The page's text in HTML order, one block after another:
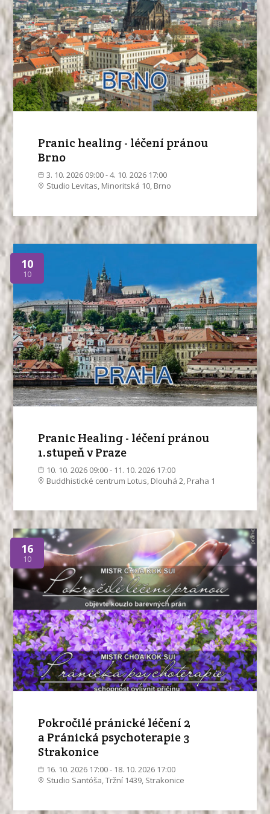
Pranic healing - léčení pránou
Brno
3. 10. 2026 09:00 - 4. 10. 2026 17:00
Studio Levitas, Minoritská 10, Brno
10
10
Pranic Healing - léčení pránou
1.stupeň v Praze
10. 10. 2026 09:00 - 11. 10. 2026 17:00
Buddhistické centrum Lotus, Dlouhá 2, Praha 1
16
10
Pokročilé pránické léčení 2
a Pránická psychoterapie 3
Strakonice
16. 10. 2026 17:00 - 18. 10. 2026 17:00
Studio Santóša, Tržní 1439, Strakonice